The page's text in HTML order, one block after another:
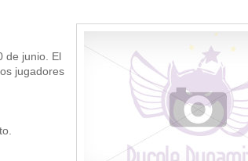
de junio. El
jugadores